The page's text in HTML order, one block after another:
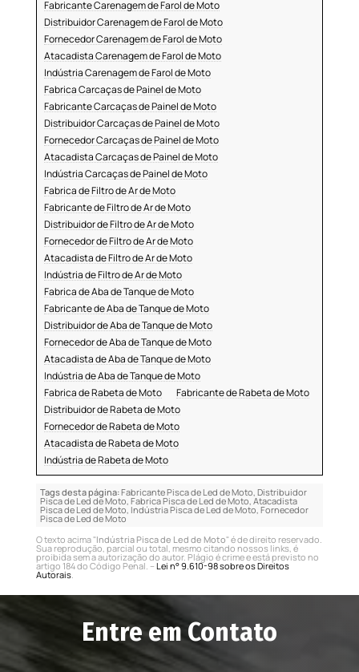
Fabricante Carenagem de Farol de Moto
Distribuidor Carenagem de Farol de Moto
Fornecedor Carenagem de Farol de Moto
Atacadista Carenagem de Farol de Moto
Indústria Carenagem de Farol de Moto
Fabrica Carcaças de Painel de Moto
Fabricante Carcaças de Painel de Moto
Distribuidor Carcaças de Painel de Moto
Fornecedor Carcaças de Painel de Moto
Atacadista Carcaças de Painel de Moto
Indústria Carcaças de Painel de Moto
Fabrica de Filtro de Ar de Moto
Fabricante de Filtro de Ar de Moto
Distribuidor de Filtro de Ar de Moto
Fornecedor de Filtro de Ar de Moto
Atacadista de Filtro de Ar de Moto
Indústria de Filtro de Ar de Moto
Fabrica de Aba de Tanque de Moto
Fabricante de Aba de Tanque de Moto
Distribuidor de Aba de Tanque de Moto
Fornecedor de Aba de Tanque de Moto
Atacadista de Aba de Tanque de Moto
Indústria de Aba de Tanque de Moto
Fabrica de Rabeta de Moto
Fabricante de Rabeta de Moto
Distribuidor de Rabeta de Moto
Fornecedor de Rabeta de Moto
Atacadista de Rabeta de Moto
Indústria de Rabeta de Moto
Tags desta página:Fabricante Pisca de Led de Moto, Distribuidor
Pisca de Led de Moto, Fabrica Pisca de Led de Moto, Atacadista
Pisca de Led de Moto, Indústria Pisca de Led de Moto, Fornecedor
Pisca de Led de Moto
O texto acima "Indústria Pisca de Led de Moto" é de direito reservado.
Sua reprodução, parcial ou total, mesmo citando nossos links, é
proibida sem a autorização do autor. Plágio é crime e está previsto no
artigo 184 do Código Penal. – Lei n° 9.610-98 sobre os Direitos
Autorais.
Entre em Contato